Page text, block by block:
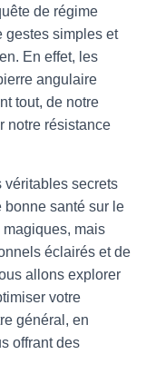
A
de régime
gestes simples et
En effet, les
angulaire
tout, de notre
notre résistance
véritables secrets
bonne santé sur le
magiques, mais
éclairés et de
allons explorer
votre
général, en
offrant des